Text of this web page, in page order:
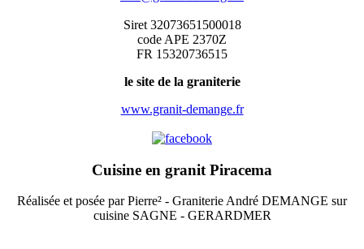
Siret 32073651500018
code APE 2370Z
FR 15320736515
le site de la graniterie
www.granit-demange.fr
Cuisine en granit Piracema
Réalisée et posée par Pierre² - Graniterie André DEMANGE sur
cuisine SAGNE - GERARDMER